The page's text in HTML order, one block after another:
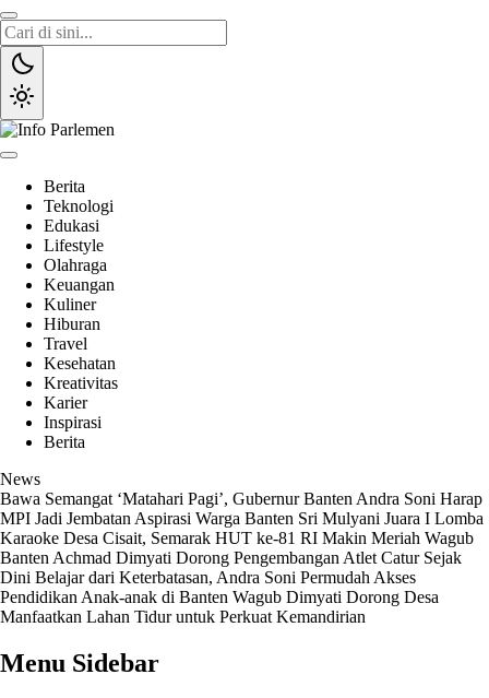
Lewati
ke
konten
Berita
Teknologi
Edukasi
Lifestyle
Olahraga
Keuangan
Kuliner
Hiburan
Travel
Kesehatan
Kreativitas
Karier
Inspirasi
Berita
News
Bawa Semangat ‘Matahari Pagi’, Gubernur Banten Andra Soni Harap
MPI Jadi Jembatan Aspirasi Warga Banten Sri Mulyani Juara I Lomba
Karaoke Desa Cisait, Semarak HUT ke-81 RI Makin Meriah Wagub
Banten Achmad Dimyati Dorong Pengembangan Atlet Catur Sejak
Dini Belajar dari Keterbatasan, Andra Soni Permudah Akses
Pendidikan Anak-anak di Banten Wagub Dimyati Dorong Desa
Manfaatkan Lahan Tidur untuk Perkuat Kemandirian
Menu Sidebar